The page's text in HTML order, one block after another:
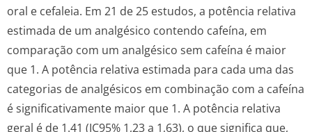
oral e cefaleia. Em 21 de 25 estudos, a potência relativa
estimada de um analgésico contendo cafeína, em
comparação com um analgésico sem cafeína é maior
que 1. A potência relativa estimada para cada uma das
categorias de analgésicos em combinação com a cafeína
é significativamente maior que 1. A potência relativa
geral é de 1.41 (IC95% 1,23 a 1,63), o que significa que,